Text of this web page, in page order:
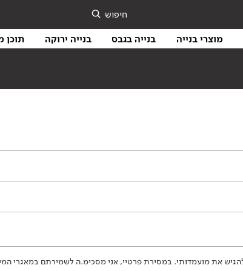
חיפוש
מוצרי בנייה בנייה בגבס בנייה ירוקה תוכן
להגיש את מועמדותי. במסירת פרטיי, אני מסכימ.ה לשמירתם